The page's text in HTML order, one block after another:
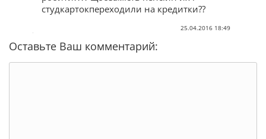
студкартокпереходили на кредитки??
25.04.2016 18:49
Оставьте Ваш комментарий: